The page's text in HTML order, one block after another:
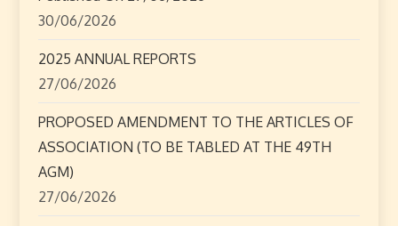
i
g
a
t
i
30/06/2026
2025 ANNUAL REPORTS
27/06/2026
PROPOSED AMENDMENT TO THE ARTICLES OF
ASSOCIATION (TO BE TABLED AT THE 49TH
AGM)
27/06/2026